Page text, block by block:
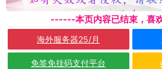
------本页内容已结束，喜
海外服务器25/月
免签免挂码支付平台